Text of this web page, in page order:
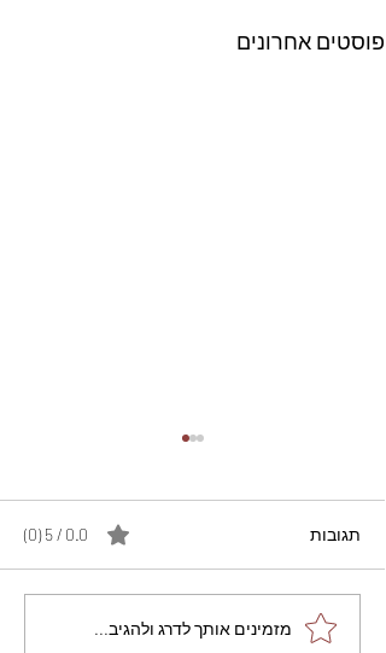
פוסטים אחרונים
מתכון מנצח עוגת מייפל
תגובות 0.0 / 5 ‏(0)
מזמינים אותך לדרג ולהגיב...